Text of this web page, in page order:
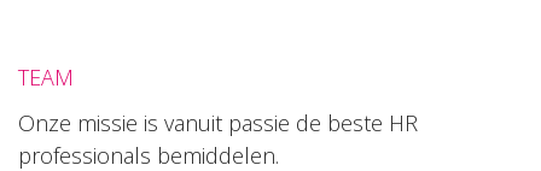
TEAM
Onze missie is vanuit passie de beste HR
professionals bemiddelen.